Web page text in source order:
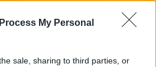
My Personal
sale, sharing to third parties, or